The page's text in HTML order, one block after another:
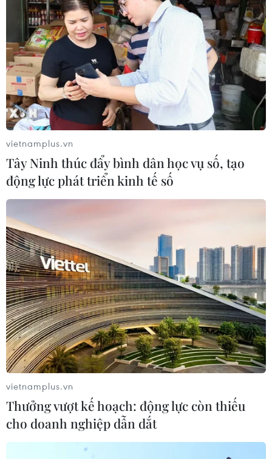
vùng biển phía Đông Nam
05/08/2026 14:55
Xem thêm
CƠ QUAN CHỦ QUẢN: THÔNG TẤN XÃ VIỆT NAM
Tổng Biên tập: TRẦN TIẾN DUẨN
Phó Tổng Biên tập: NGUYỄN THỊ TÁM, KHÚC THANH
THỦY
Sở hữu trí tuệ
Quy định sử dụng
RSS
Hỗ trợ
Ngôn ngữ
TTXVN
Dịch vụ tin
Quảng cáo
Liên hệ
Giấy phép số: 1374/GP-BTTTT do Bộ Thông tin và Truyền thông
cấp ngày 11/9/2008.
Quảng cáo: Phó TBT Nguyễn Thị Tám: 093.5958688, Email:
vietnamplus.vn
Tây Ninh thúc đẩy bình dân học vụ số, tạo
động lực phát triển kinh tế số
vietnamplus.vn
Thưởng vượt kế hoạch: động lực còn thiếu
cho doanh nghiệp dẫn dắt